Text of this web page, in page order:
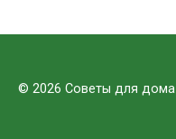
© 2026 Советы для дома